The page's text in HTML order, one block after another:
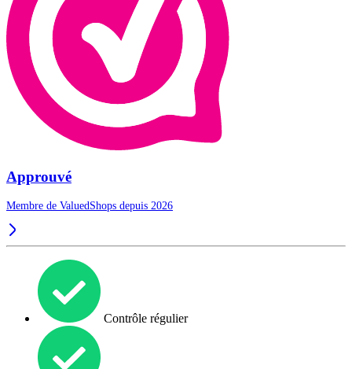
Approuvé
Membre de ValuedShops depuis 2026
Contrôle régulier